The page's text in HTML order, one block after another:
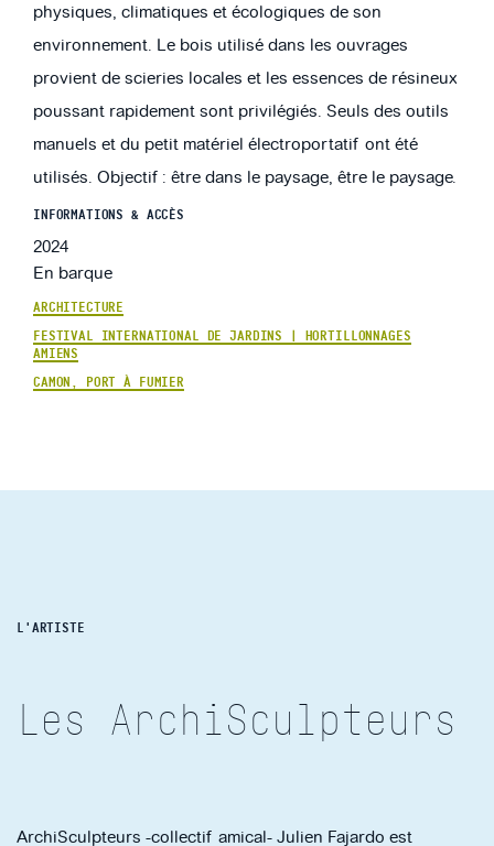
physiques, climatiques et écologiques de son
environnement. Le bois utilisé dans les ouvrages
provient de scieries locales et les essences de résineux
poussant rapidement sont privilégiés. Seuls des outils
manuels et du petit matériel électroportatif ont été
utilisés. Objectif : être dans le paysage, être le paysage.
INFORMATIONS & ACCÈS
2024
En barque
ARCHITECTURE
FESTIVAL INTERNATIONAL DE JARDINS | HORTILLONNAGES
AMIENS
CAMON, PORT À FUMIER
L'ARTISTE
Les ArchiSculpteurs
ArchiSculpteurs -collectif amical- Julien Fajardo est